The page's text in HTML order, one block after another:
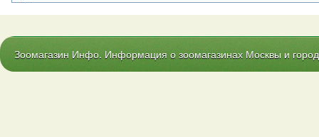
Зоомагазин Инфо. Информация о зоомагазинах Москвы и